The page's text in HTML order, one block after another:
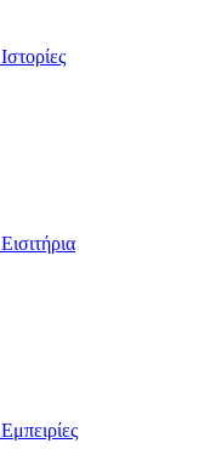
Ιστορίες
Εισιτήρια
Εμπειρίες